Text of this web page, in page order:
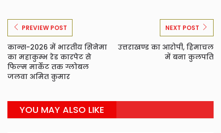
PREVIEW POST
कान्स-2026 में भारतीय सिनेमा
का महाकुम्भ रेड कारपेट से
फिल्म मार्केट तक ग्लोबल
जलवा अमित कुमार
NEXT POST
उत्तराखण्ड का आरोपी, हिमाचल
में बना कुलपति
YOU MAY ALSO LIKE